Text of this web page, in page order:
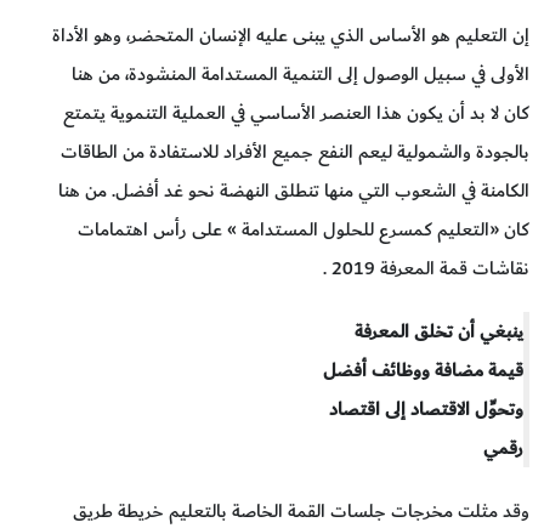
إن التعليم هو الأساس الذي يبنى عليه الإنسان المتحضر، وهو الأداة
الأولى في سبيل الوصول إلى التنمية المستدامة المنشودة، من هنا
كان لا بد أن يكون هذا العنصر الأساسي في العملية التنموية يتمتع
بالجودة والشمولية ليعم النفع جميع الأفراد للاستفادة من الطاقات
الكامنة في الشعوب التي منها تنطلق النهضة نحو غد أفضل. من هنا
كان «التعليم كمسرع للحلول المستدامة » على رأس اهتمامات
نقاشات قمة المعرفة 2019 .
ينبغي أن تخلق المعرفة
قيمة مضافة ووظائف أفضل
وتحوِّل الاقتصاد إلى اقتصاد
رقمي
وقد مثلت مخرجات جلسات القمة الخاصة بالتعليم خريطة طريق